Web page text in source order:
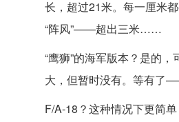
长，超过21米。每一厘米
“阵风”——超出三米……
“鹰狮”的海军版本？是的
大，但暂时没有。等有了
F/A-18？这种情况下更简